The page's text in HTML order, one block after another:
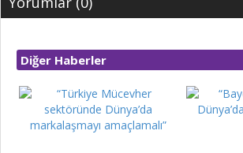
Diğer Haberler